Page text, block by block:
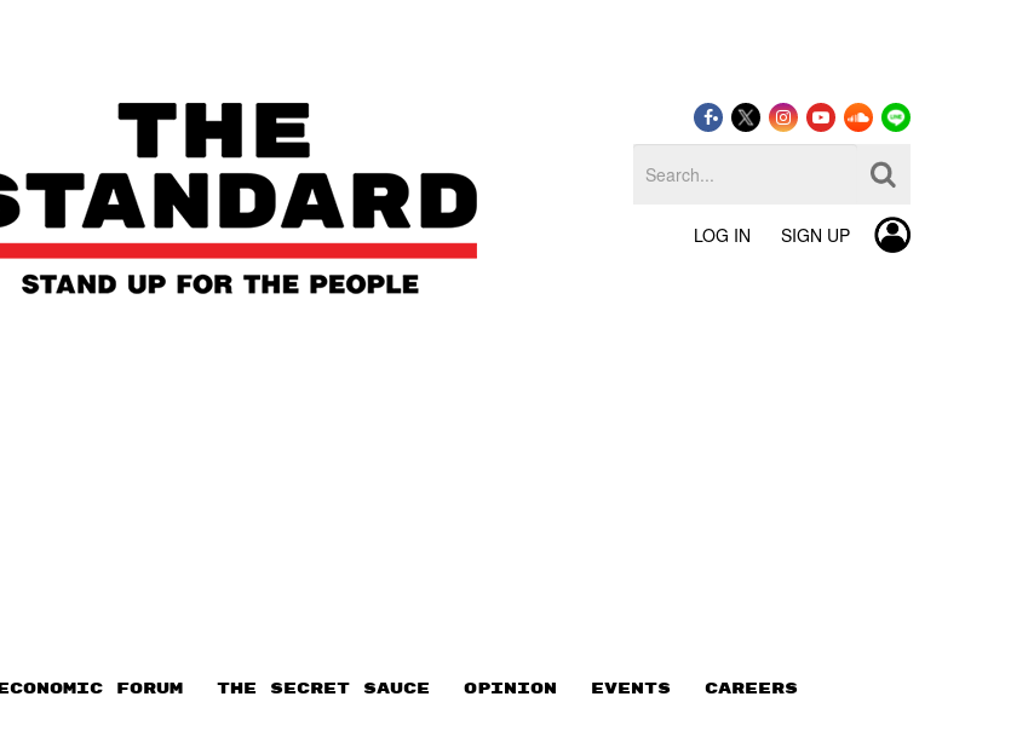
LOG IN SIGN UP
ECONOMIC FORUM THE SECRET SAUCE​ OPINION EVENTS CAREERS